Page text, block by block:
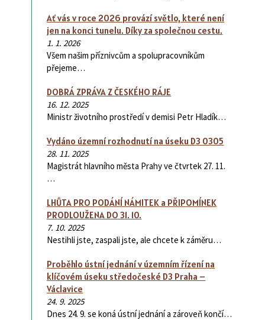
Ať vás v roce 2026 provází světlo, které není
jen na konci tunelu. Díky za společnou cestu.
1. 1. 2026
Všem našim příznivcům a spolupracovníkům
přejeme…
DOBRÁ ZPRÁVA Z ČESKÉHO RÁJE
16. 12. 2025
Ministr životního prostředí v demisi Petr Hladík…
Vydáno územní rozhodnutí na úseku D3 0305
28. 11. 2025
Magistrát hlavního města Prahy ve čtvrtek 27. 11.
…
LHŮTA PRO PODÁNÍ NÁMITEK a PŘIPOMÍNEK
PRODLOUŽENA DO 31. 10.
7. 10. 2025
Nestihli jste, zaspali jste, ale chcete k záměru…
Proběhlo ústní jednání v územním řízení na
klíčovém úseku středočeské D3 Praha –
Václavice
24. 9. 2025
Dnes 24. 9. se koná ústní jednání a zároveň končí…